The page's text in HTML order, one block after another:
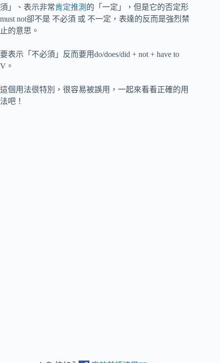
須」、表示非常肯定推測 的「一定」，但是它的否定形
must not卻不是 不必須 或 不一定，表達的反而是強烈禁
止的意思。
要表示「不必須」反而要用do/does/did + not + have to
V。
這個用法很特別，很容易被誤用，一起來看看正確的用
法吧！